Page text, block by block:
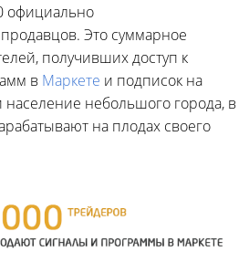
официально
Это суммарное
получивших доступ к
в Маркете и подписок на
население небольшого города, в
на плодах своего